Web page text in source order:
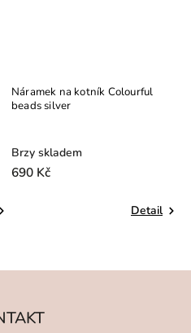
Náramek na kotník Colourful
beads silver
Brzy skladem
690 Kč
Detail